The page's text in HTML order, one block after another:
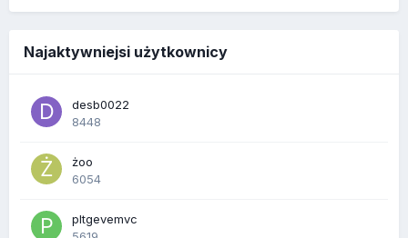
Najaktywniejsi użytkownicy
desb0022
8448
żoo
6054
pltgevemvc